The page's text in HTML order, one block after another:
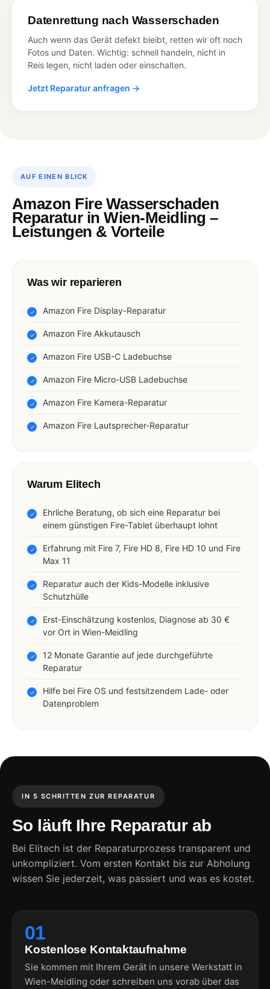
Datenrettung nach Wasserschaden
Auch wenn das Gerät defekt bleibt, retten wir oft noch
Fotos und Daten. Wichtig: schnell handeln, nicht in
Reis legen, nicht laden oder einschalten.
Jetzt Reparatur anfragen →
AUF EINEN BLICK
Amazon Fire Wasserschaden
Reparatur in Wien-Meidling –
Leistungen & Vorteile
Was wir reparieren
Amazon Fire Display-Reparatur
Amazon Fire Akkutausch
Amazon Fire USB-C Ladebuchse
Amazon Fire Micro-USB Ladebuchse
Amazon Fire Kamera-Reparatur
Amazon Fire Lautsprecher-Reparatur
Warum Elitech
Ehrliche Beratung, ob sich eine Reparatur bei
einem günstigen Fire-Tablet überhaupt lohnt
Erfahrung mit Fire 7, Fire HD 8, Fire HD 10 und Fire
Max 11
Reparatur auch der Kids-Modelle inklusive
Schutzhülle
Erst-Einschätzung kostenlos, Diagnose ab 30 €
vor Ort in Wien-Meidling
12 Monate Garantie auf jede durchgeführte
Reparatur
Hilfe bei Fire OS und festsitzendem Lade- oder
Datenproblem
IN 5 SCHRITTEN ZUR REPARATUR
So läuft Ihre Reparatur ab
Bei Elitech ist der Reparaturprozess transparent und
unkompliziert. Vom ersten Kontakt bis zur Abholung
wissen Sie jederzeit, was passiert und was es kostet.
01
Kostenlose Kontaktaufnahme
Sie kommen mit Ihrem Gerät in unsere Werkstatt in
Wien-Meidling oder schreiben uns vorab über das